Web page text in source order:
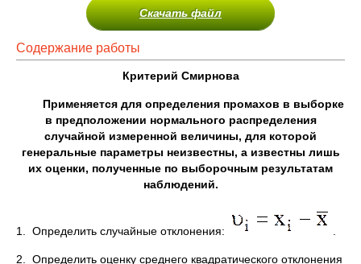
Скачать файл
Содержание работы
Критерий Смирнова
Применяется для определения промахов в выборке
в предположении нормального распределения
случайной измеренной величины, для которой
генеральные параметры неизвестны, а известны лишь
их оценки, полученные по выборочным результатам
наблюдений.
1. Определить случайные отклонения:
2. Определить оценку среднего квадратического отклонения